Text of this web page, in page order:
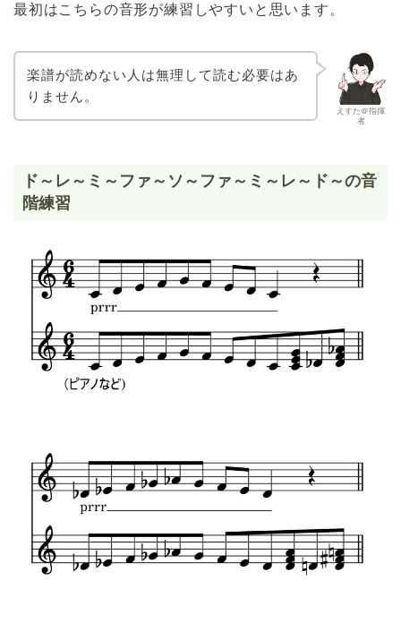
最初はこちらの音形が練習しやすいと思います。
えすた＠指揮
者
楽譜が読めない人は無理して読む必要はあ
りません。
ド～レ～ミ～ファ～ソ～ファ～ミ～レ～ド～の音
階練習